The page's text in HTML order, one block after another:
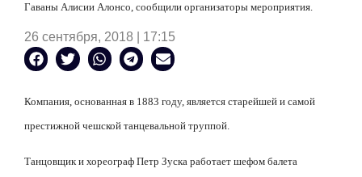
Гаваны Алисии Алонсо, сообщили организаторы мероприятия.
26 сентября, 2018 | 17:15
Компания, основанная в 1883 году, является старейшей и самой
престижной чешской танцевальной труппой.
Танцовщик и хореограф Петр Зуска работает шефом балета